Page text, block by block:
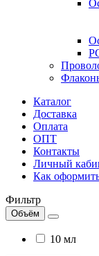
Каталог
Доставка
Оплата
ОПТ
Контакты
Личный
Как оформить
Фильтр
Объём
10 мл